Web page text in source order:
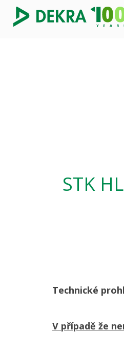
STK
Technické
V případě že